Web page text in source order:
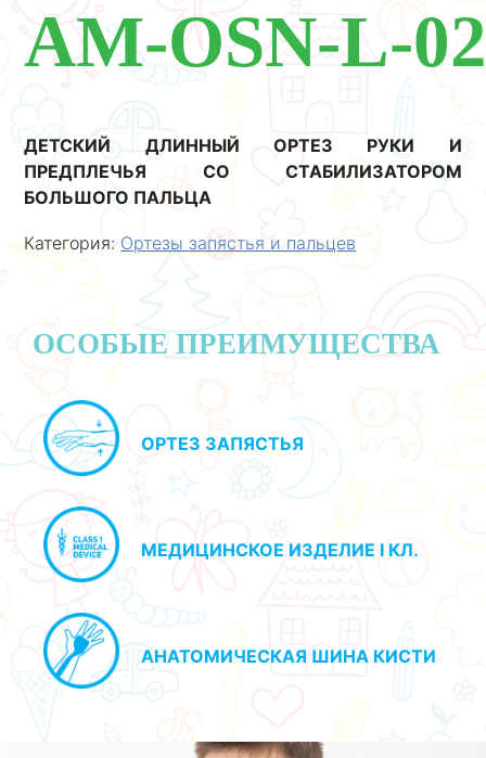
ДЕТСКИЙ ДЛИННЫЙ ОРТЕЗ РУКИ И
ПРЕДПЛЕЧЬЯ СО СТАБИЛИЗАТОРОМ
БОЛЬШОГО ПАЛЬЦА
Категория:Ортезы запястья и пальцев
ОСОБЫЕ ПРЕИМУЩЕСТВА
ОРТЕЗ ЗАПЯСТЬЯ
МЕДИЦИНСКОЕ ИЗДЕЛИЕ I КЛ.
АНАТОМИЧЕСКАЯ ШИНА КИСТИ